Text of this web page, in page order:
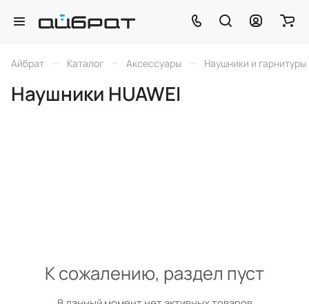
Айбрат – Каталог – Аксессуары – Наушники и гарнитуры
Наушники HUAWEI
К сожалению, раздел пуст